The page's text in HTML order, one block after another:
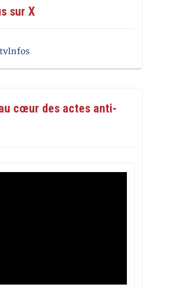
sur X
cœur des actes anti-